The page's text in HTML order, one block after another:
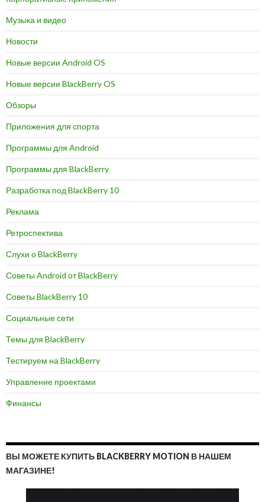
Музыка и видео
Новости
Новые версии Android OS
Новые версии BlackBerry OS
Обзоры
Приложения для спорта
Программы для Android
Программы для BlackBerry
Разработка под BlackBerry 10
Реклама
Ретроспектива
Слухи о BlackBerry
Советы Android от BlackBerry
Советы BlackBerry 10
Социальные сети
Темы для BlackBerry
Тестируем на BlackBerry
Управление проектами
Финансы
ВЫ МОЖЕТЕ КУПИТЬ BLACKBERRY MOTION В НАШЕМ
МАГАЗИНЕ!